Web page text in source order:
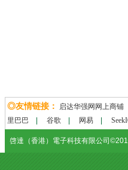
◎友情链接： 启达华强网网上商铺
里巴巴
谷歌 网易
啓達（香港）電子科技有限公司